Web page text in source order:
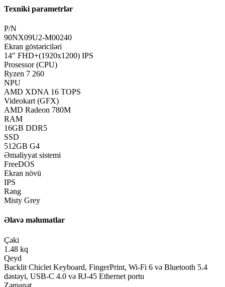
Texniki parametrlər
P/N
90NX09U2-M00240
Ekran göstəriciləri
14" FHD+(1920x1200) IPS
Prosessor (CPU)
Ryzen 7 260
NPU
AMD XDNA 16 TOPS
Videokart (GFX)
AMD Radeon 780M
RAM
16GB DDR5
SSD
512GB G4
Əməliyyat sistemi
FreeDOS
Ekran növü
IPS
Rəng
Misty Grey
Əlavə məlumatlar
Çəki
1.48 kq
Qeyd
Backlit Chiclet Keyboard, FingerPrint, Wi-Fi 6 və Bluetooth 5.4
dəstəyi, USB-C 4.0 və RJ-45 Ethernet portu
Zəmanət